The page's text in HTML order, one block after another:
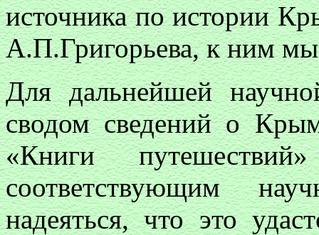
источника по истории
А.П.Григорьева, к ним
Для дальнейшей
сводом сведений о
«Книги
соответствующим
надеяться, что это